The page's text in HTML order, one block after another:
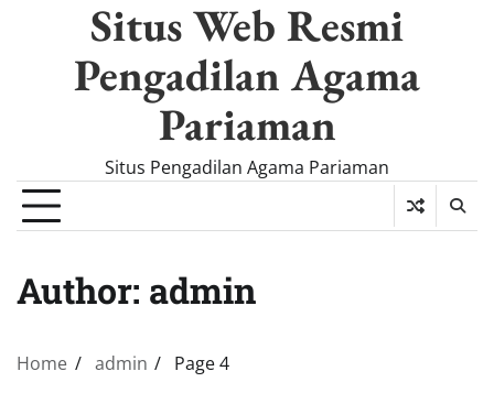
Situs Web Resmi
Pengadilan Agama
Pariaman
Situs Pengadilan Agama Pariaman
Author: admin
Home admin Page 4